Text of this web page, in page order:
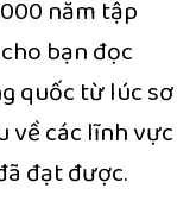
năm tập
bạn đọc
quốc từ lúc sơ
về các lĩnh vực
đạt được.